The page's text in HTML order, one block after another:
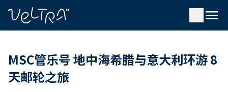
menu
MSC管乐号 地中海希腊与意大利环游 8
天邮轮之旅